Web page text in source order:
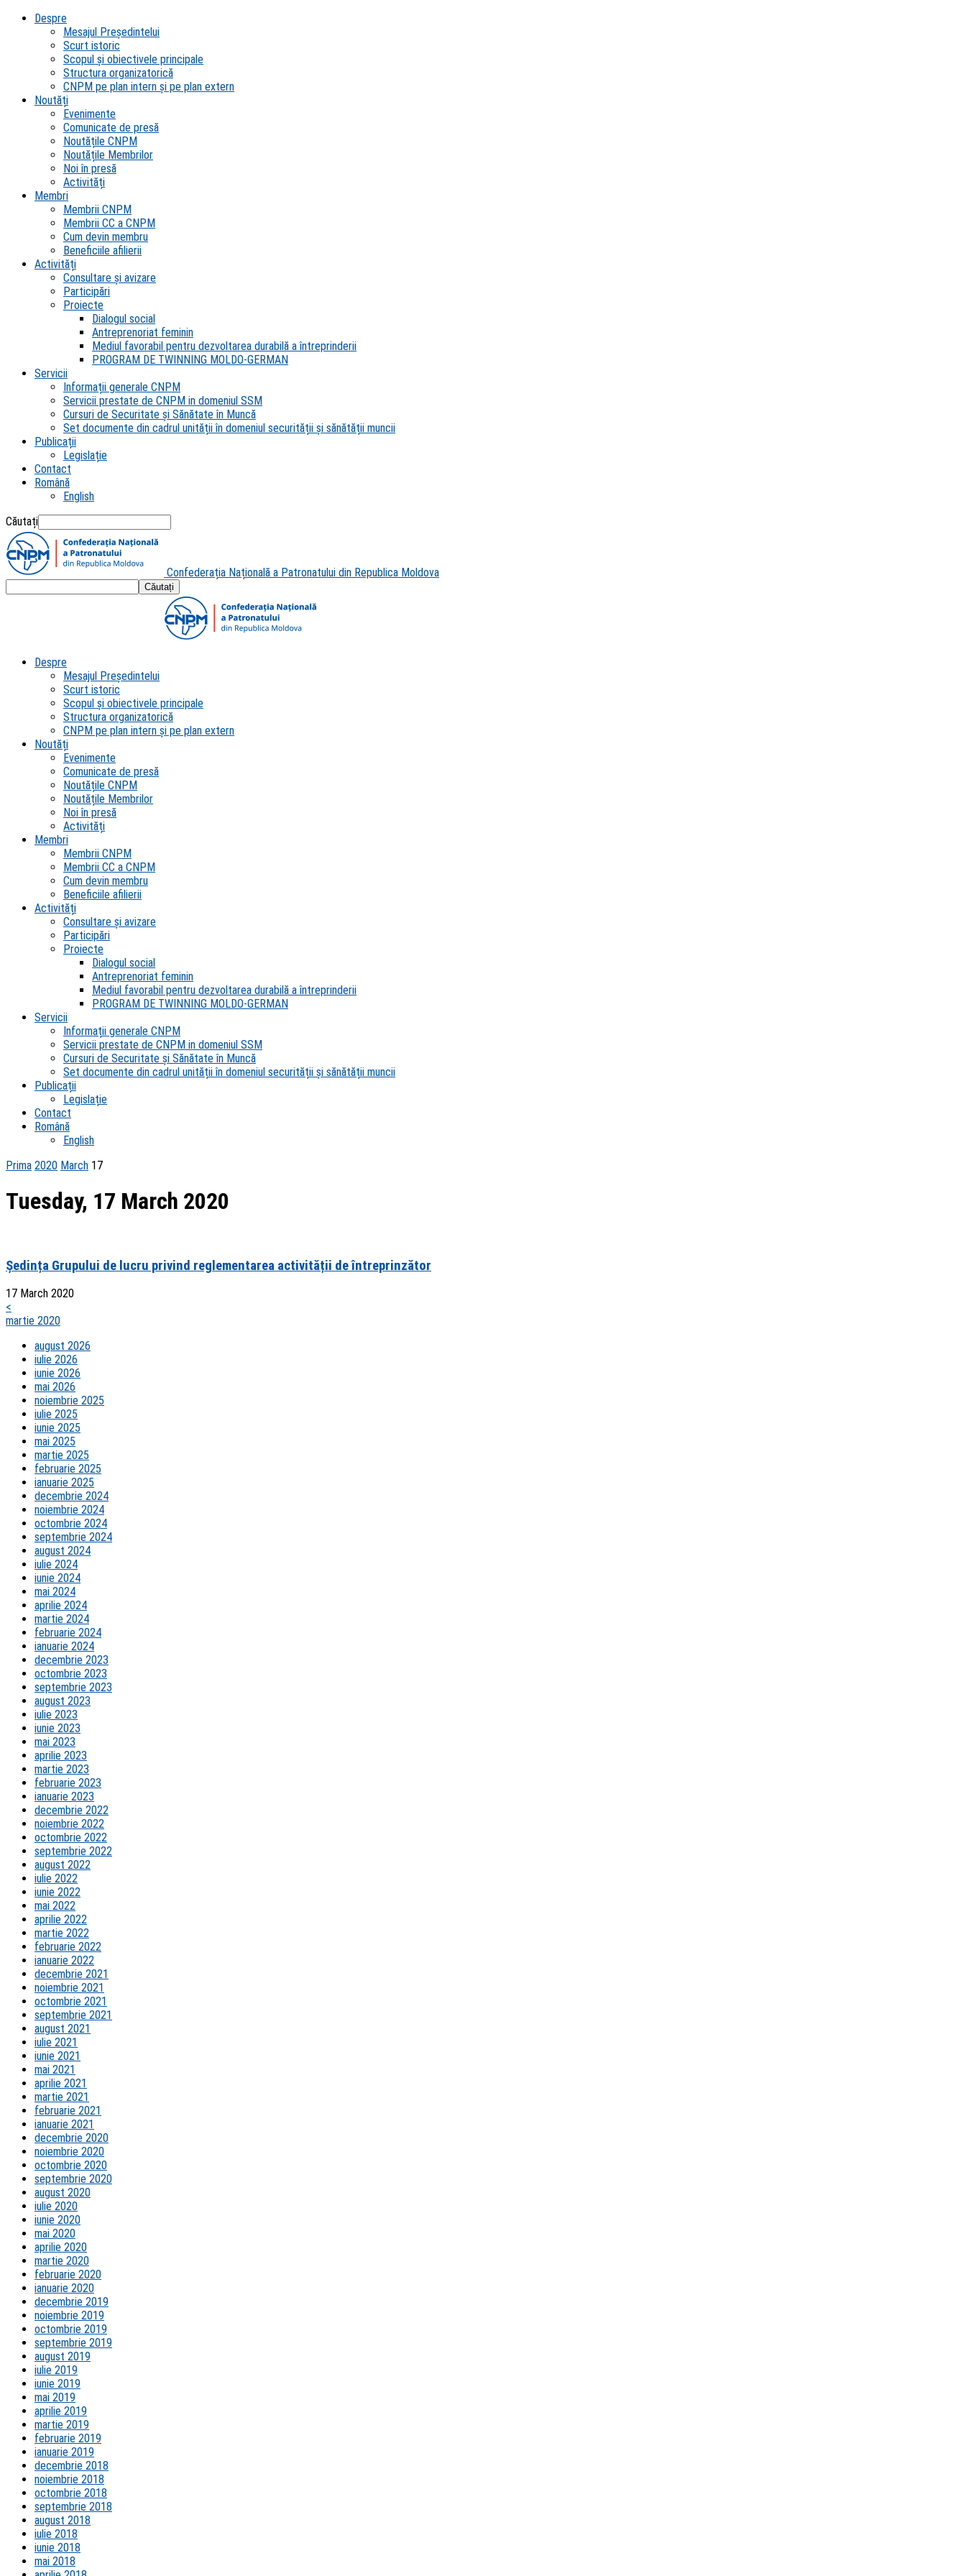
Despre
Mesajul Președintelui
Scurt istoric
Scopul şi obiectivele principale
Structura organizatorică
CNPM pe plan intern şi pe plan extern
Noutăți
Evenimente
Comunicate de presă
Noutățile CNPM
Noutățile Membrilor
Noi în presă
Activități
Membri
Membrii CNPM
Membrii CC a CNPM
Cum devin membru
Beneficiile afilierii
Activități
Consultare și avizare
Participări
Proiecte
Dialogul social
Antreprenoriat feminin
Mediul favorabil pentru dezvoltarea durabilă a întreprinderii
PROGRAM DE TWINNING MOLDO-GERMAN
Servicii
Informații generale CNPM
Servicii prestate de CNPM in domeniul SSM
Cursuri de Securitate și Sănătate în Muncă
Set documente din cadrul unității în domeniul securității și sănătății muncii
Publicații
Legislație
Contact
Română
English
Căutați
Confederația Națională a Patronatului din Republica Moldova
Despre
Mesajul Președintelui
Scurt istoric
Scopul şi obiectivele principale
Structura organizatorică
CNPM pe plan intern şi pe plan extern
Noutăți
Evenimente
Comunicate de presă
Noutățile CNPM
Noutățile Membrilor
Noi în presă
Activități
Membri
Membrii CNPM
Membrii CC a CNPM
Cum devin membru
Beneficiile afilierii
Activități
Consultare și avizare
Participări
Proiecte
Dialogul social
Antreprenoriat feminin
Mediul favorabil pentru dezvoltarea durabilă a întreprinderii
PROGRAM DE TWINNING MOLDO-GERMAN
Servicii
Informații generale CNPM
Servicii prestate de CNPM in domeniul SSM
Cursuri de Securitate și Sănătate în Muncă
Set documente din cadrul unității în domeniul securității și sănătății muncii
Publicații
Legislație
Contact
Română
English
Prima 2020 March 17
Tuesday, 17 March 2020
Ședința Grupului de lucru privind reglementarea activității de întreprinzător
17 March 2020
<
martie 2020
august 2026
iulie 2026
iunie 2026
mai 2026
noiembrie 2025
iulie 2025
iunie 2025
mai 2025
martie 2025
februarie 2025
ianuarie 2025
decembrie 2024
noiembrie 2024
octombrie 2024
septembrie 2024
august 2024
iulie 2024
iunie 2024
mai 2024
aprilie 2024
martie 2024
februarie 2024
ianuarie 2024
decembrie 2023
octombrie 2023
septembrie 2023
august 2023
iulie 2023
iunie 2023
mai 2023
aprilie 2023
martie 2023
februarie 2023
ianuarie 2023
decembrie 2022
noiembrie 2022
octombrie 2022
septembrie 2022
august 2022
iulie 2022
iunie 2022
mai 2022
aprilie 2022
martie 2022
februarie 2022
ianuarie 2022
decembrie 2021
noiembrie 2021
octombrie 2021
septembrie 2021
august 2021
iulie 2021
iunie 2021
mai 2021
aprilie 2021
martie 2021
februarie 2021
ianuarie 2021
decembrie 2020
noiembrie 2020
octombrie 2020
septembrie 2020
august 2020
iulie 2020
iunie 2020
mai 2020
aprilie 2020
martie 2020
februarie 2020
ianuarie 2020
decembrie 2019
noiembrie 2019
octombrie 2019
septembrie 2019
august 2019
iulie 2019
iunie 2019
mai 2019
aprilie 2019
martie 2019
februarie 2019
ianuarie 2019
decembrie 2018
noiembrie 2018
octombrie 2018
septembrie 2018
august 2018
iulie 2018
iunie 2018
mai 2018